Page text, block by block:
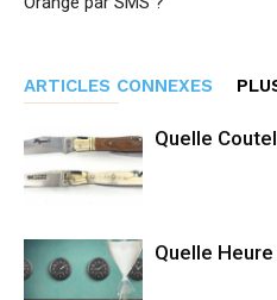
ARTICLES CONNEXES
Quelle
Quelle